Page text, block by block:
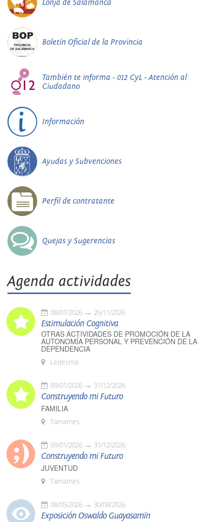
Lonja de Salamanca
Boletín Oficial de la Provincia
También te informa - 012 CyL - Atención al
Ciudadano
Información
Ayudas y Subvenciones
Perfil de contratante
Quejas y Sugerencias
Agenda actividades
08/01/2026 26/11/2026
Estimulación Cognitiva
OTRAS ACTIVIDADES DE PROMOCIÓN DE LA
AUTONOMÍA PERSONAL Y PREVENCIÓN DE LA
DEPENDENCIA
Ledesma
09/01/2026 31/12/2026
Construyendo mi Futuro
FAMILIA
Tamames
09/01/2026 31/12/2026
Construyendo mi Futuro
JUVENTUD
Tamames
08/05/2026 30/08/2026
Exposición Oswaldo Guayasamín